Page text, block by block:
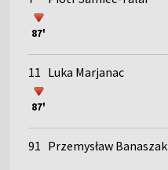
87'
11 Luka Marjanac
87'
91 Przemysław Banaszak